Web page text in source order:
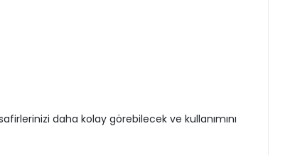
daha kolay görebilecek ve kullanımını